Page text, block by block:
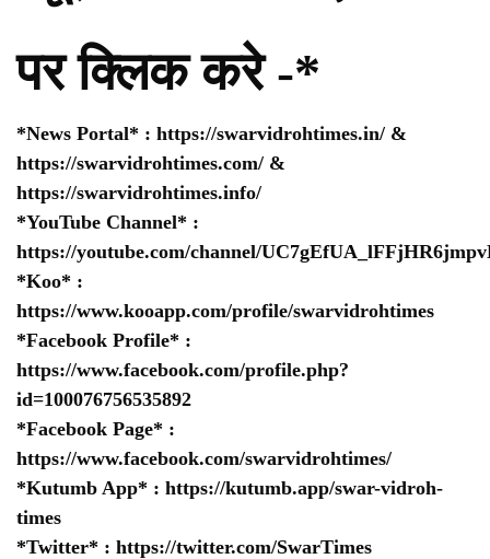
पर क्लिक करे -*
*News Portal* : https://swarvidrohtimes.in/ &
https://swarvidrohtimes.com/ &
https://swarvidrohtimes.info/
*YouTube Channel* :
https://youtube.com/channel/
*Koo* :
https://www.kooapp.com/profile/swarvidrohtimes
*Facebook Profile* :
https://www.facebook.com/profile.php?
id=100076756535892
*Facebook Page* :
https://www.facebook.com/swarvidrohtimes/
*Kutumb App* : https://kutumb.app/swar-vidroh-
times
*Twitter* : https://twitter.com/SwarTimes